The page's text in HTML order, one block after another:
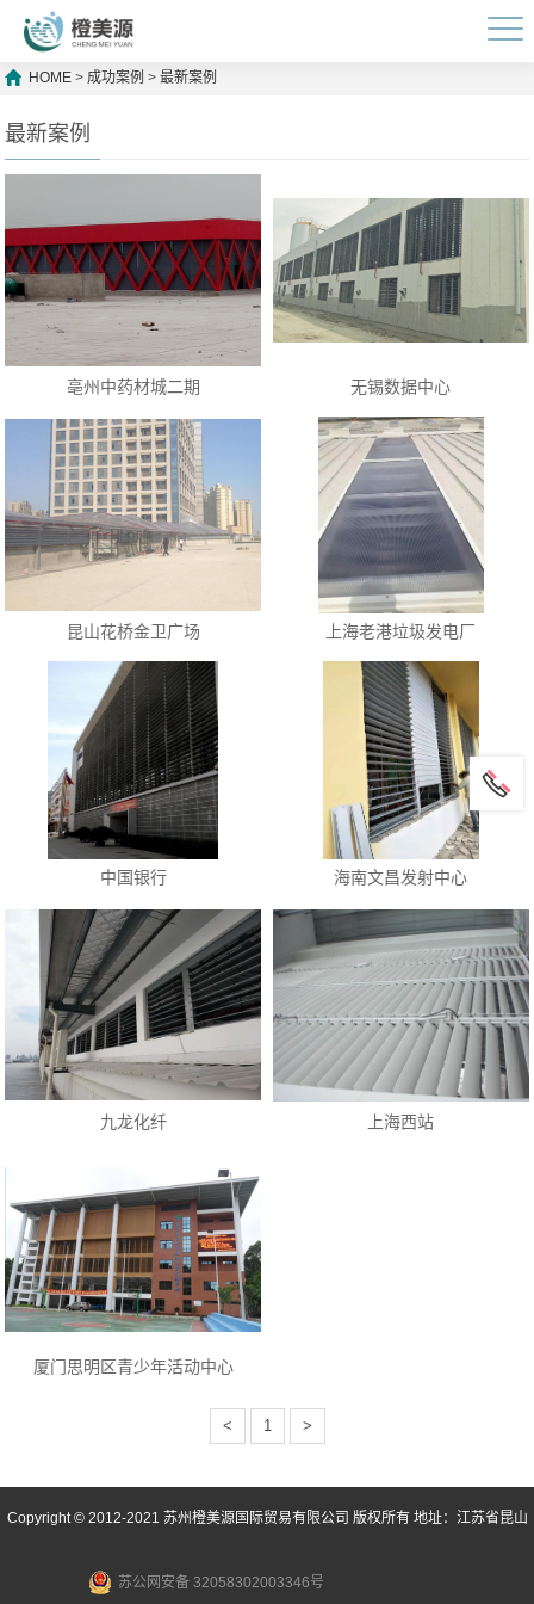
HOME >成功案例 >最新案例
最新案例
亳州中药材城二期 无锡数据中心
昆山花桥金卫广场 上海老港垃圾发电厂
中国银行 海南文昌发射中心
九龙化纤 上海西站
厦门思明区青少年活动中心
< 1 >
Copyright © 2012-2021 苏州橙美源国际贸易有限公司 版权所有 地址：江苏省昆山
市昆山开发区企业科技园内红枫路1号东创科技中心3号楼527室 邮箱：
苏公网安备 32058302003346号